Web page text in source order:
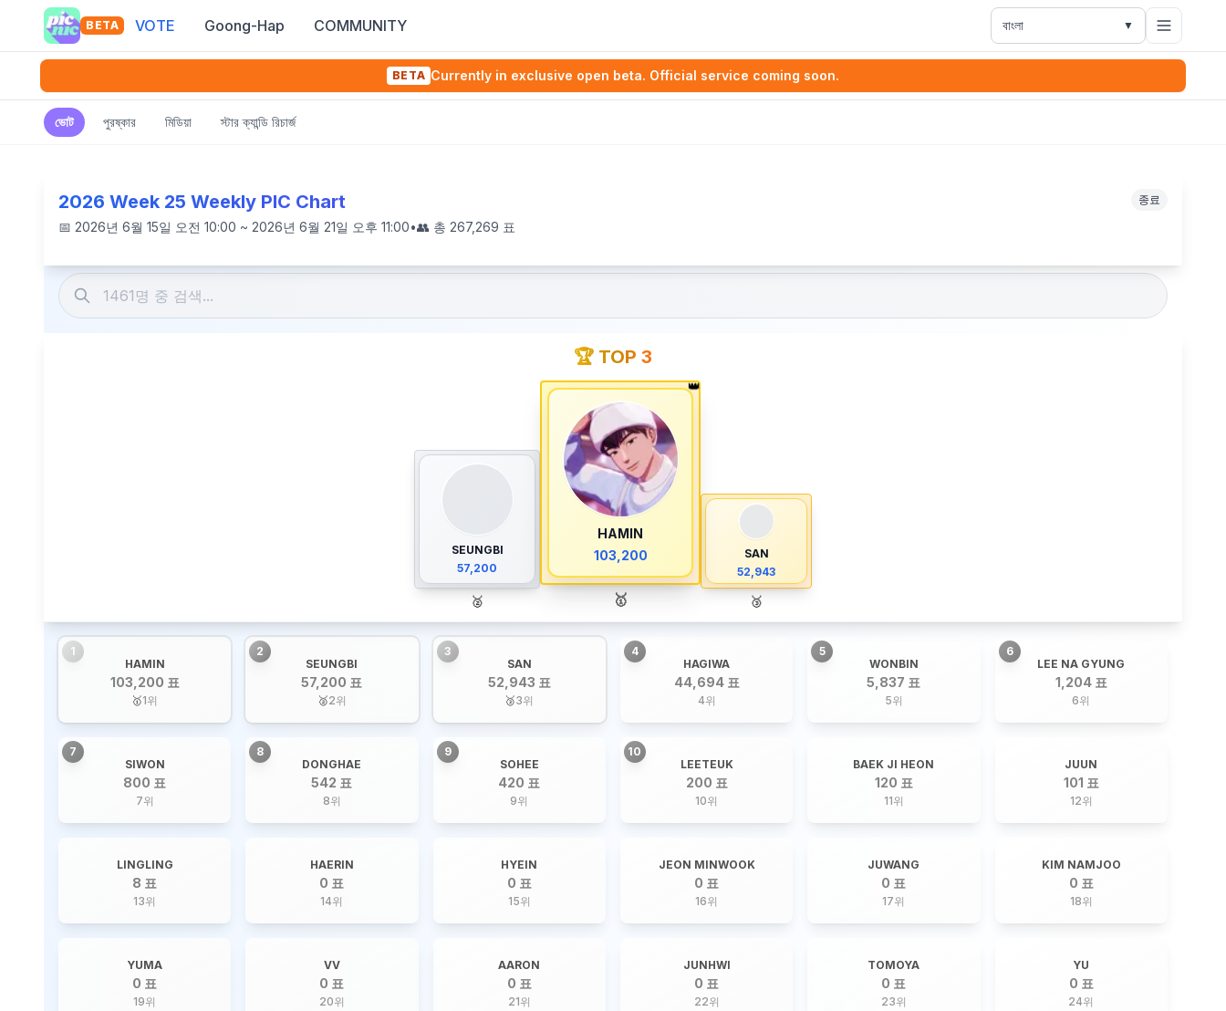
BETA VOTE Goong-Hap COMMUNITY বাংলা ▼
BETA Currently in exclusive open beta. Official service coming soon.
ভোট পুরষ্কার মিডিয়া স্টার ক্যান্ডি রিচার্জ
2026 Week 25 Weekly PIC Chart 종료
📅 2026년 6월 15일 오전 10:00 ~ 2026년 6월 21일 오후 11:00•👥 총 267,269 표
🏆 TOP 3
SEUNGBI
57,200
🥈
👑
HAMIN
103,200
🥇
SAN
52,943
🥉
1
HAMIN
103,200 표
🥇1위
2
SEUNGBI
57,200 표
🥈2위
3
SAN
52,943 표
🥉3위
4
HAGIWA
44,694 표
4위
5
WONBIN
5,837 표
5위
6
LEE NA GYUNG
1,204 표
6위
7
SIWON
800 표
7위
8
DONGHAE
542 표
8위
9
SOHEE
420 표
9위
10
LEETEUK
200 표
10위
BAEK JI HEON
120 표
11위
JUUN
101 표
12위
LINGLING
8 표
13위
HAERIN
0 표
14위
HYEIN
0 표
15위
JEON MINWOOK
0 표
16위
JUWANG
0 표
17위
KIM NAMJOO
0 표
18위
YUMA
0 표
19위
VV
0 표
20위
AARON
0 표
21위
JUNHWI
0 표
22위
TOMOYA
0 표
23위
YU
0 표
24위